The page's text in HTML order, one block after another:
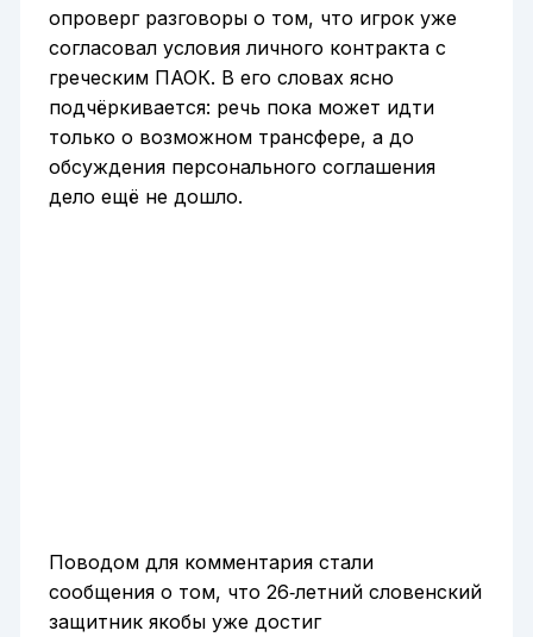
опроверг разговоры о том, что игрок уже
согласовал условия личного контракта с
греческим ПАОК. В его словах ясно
подчёркивается: речь пока может идти
только о возможном трансфере, а до
обсуждения персонального соглашения
дело ещё не дошло.
Поводом для комментария стали
сообщения о том, что 26‑летний словенский
защитник якобы уже достиг